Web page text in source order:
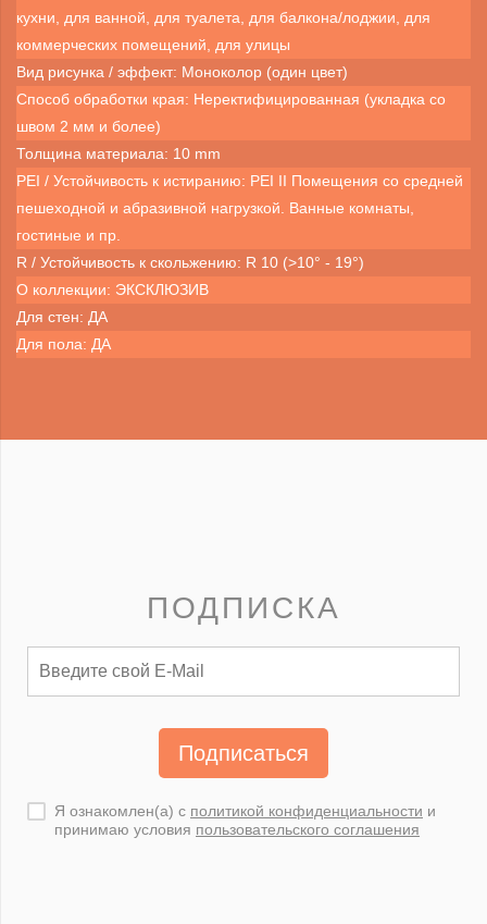
кухни, для ванной, для туалета, для балкона/лоджии, для
коммерческих помещений, для улицы
Вид рисунка / эффект: Моноколор (один цвет)
Способ обработки края: Неректифицированная (укладка со
швом 2 мм и более)
Толщина материала: 10 mm
PEI / Устойчивость к истиранию: PEI II Помещения со средней
пешеходной и абразивной нагрузкой. Ванные комнаты,
гостиные и пр.
R / Устойчивость к скольжению: R 10 (>10° - 19°)
О коллекции: ЭКСКЛЮЗИВ
Для стен: ДА
Для пола: ДА
ПОДПИСКА
Подписаться
Я ознакомлен(а) с политикой конфиденциальности и
принимаю условия пользовательского соглашения